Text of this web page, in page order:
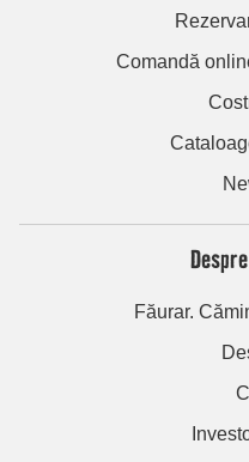
Comandă
Făurar.